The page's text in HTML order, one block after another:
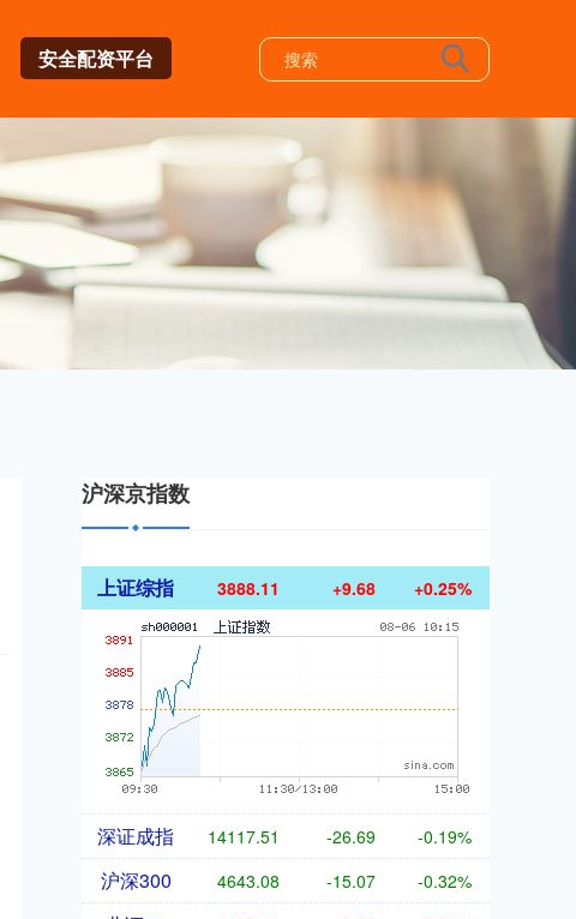
安全配资平台
沪深京指数
上证综指 3888.11 +9.68 +0.25%
深证成指 14117.51 -26.69 -0.19%
沪深300 4643.08 -15.07 -0.32%